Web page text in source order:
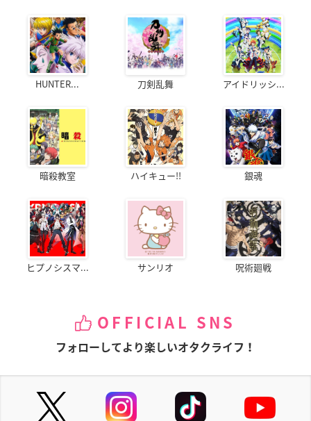
HUNTER... 刀剣乱舞 アイドリッシ...
暗殺教室 ハイキュー!! 銀魂
ヒプノシスマ... サンリオ 呪術廻戦
OFFICIAL SNS
フォローしてより楽しいオタクライフ！